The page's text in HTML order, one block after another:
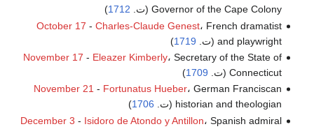
Governor of the Cape Colony (ت.
1712
)
October 17 - Charles-Claude Genest، French dramatist
and playwright (ت.
1719
)
November 17 - Eleazer Kimberly، Secretary of the State of
Connecticut (ت.
1709
)
November 21 - Fortunatus Hueber، German Franciscan
historian and theologian (ت.
1706
)
December 3 - Isidoro de Atondo y Antillon، Spanish admiral